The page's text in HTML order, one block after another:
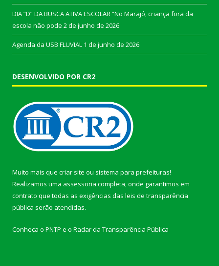
DIA “D” DA BUSCA ATIVA ESCOLAR “No Marajó, criança fora da
escola não pode 2 de junho de 2026
Agenda da USB FLUVIAL 1 de junho de 2026
DESENVOLVIDO POR CR2
Muito mais que criar site ou sistema para prefeituras!
Realizamos uma assessoria completa, onde garantimos em
contrato que todas as exigências das leis de transparência
pública serão atendidas.
Conheça o PNTP e o Radar da Transparência Pública